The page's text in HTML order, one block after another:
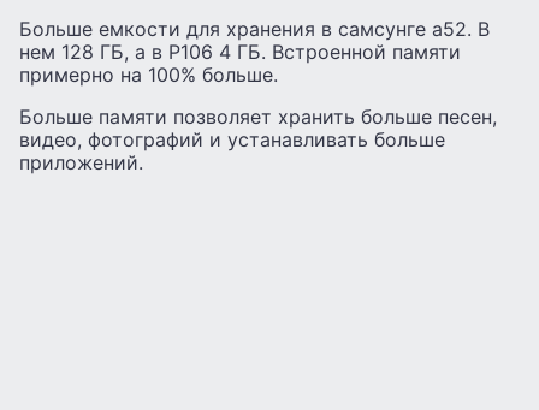
Больше емкости для хранения в самсунге а52. В
нем 128 ГБ, а в P106 4 ГБ. Встроенной памяти
примерно на 100% больше.
Больше памяти позволяет хранить больше песен,
видео, фотографий и устанавливать больше
приложений.